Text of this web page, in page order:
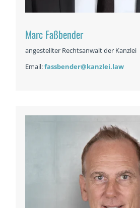
Marc Faßbender
angestellter Rechtsanwalt der Kanzlei
Email:fassbender@kanzlei.law